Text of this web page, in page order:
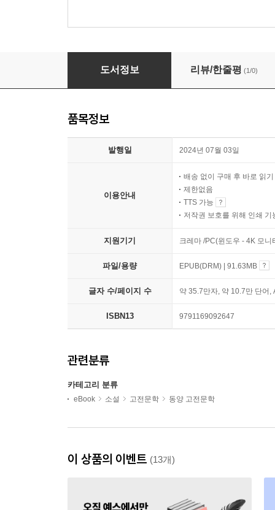
원본 수호전 1
도서정보 리뷰/한줄평 (1/0)
품목정보
발행일 2024년 07월 03일
이용안내
배송 없이 구매 후 바로 읽기
제한없음
TTS 가능
저작권 보호를 위해 인쇄 기
지원기기 크레마 /PC(윈도우 - 4K 모
파일/용량 EPUB(DRM) | 91.63MB
글자 수/페이지 수 약 35.7만자, 약 10.7만 단어
ISBN13 9791169092647
관련분류
카테고리 분류
eBook 소설 고전문학 동양 고전문학
이 상품의 이벤트 (13개)